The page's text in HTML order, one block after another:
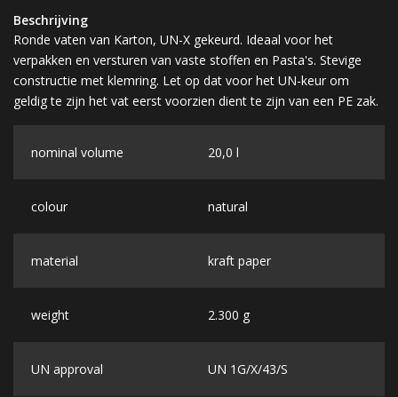
Beschrijving
Ronde vaten van Karton, UN-X gekeurd. Ideaal voor het
verpakken en versturen van vaste stoffen en Pasta's. Stevige
constructie met klemring. Let op dat voor het UN-keur om
geldig te zijn het vat eerst voorzien dient te zijn van een PE zak.
nominal volume 20,0 l
colour natural
material kraft paper
weight 2.300 g
UN approval UN 1G/X/43/S